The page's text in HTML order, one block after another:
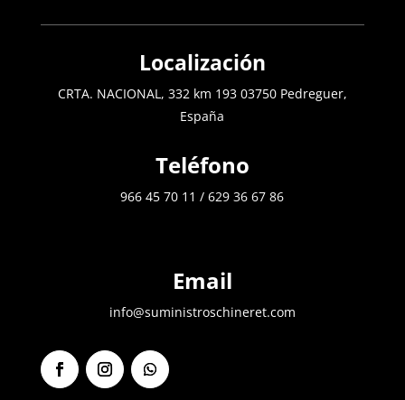
Localización
CRTA. NACIONAL, 332 km 193 03750 Pedreguer,
España
Teléfono
966 45 70 11 / 629 36 67 86
Email
info@suministroschineret.com
F
S